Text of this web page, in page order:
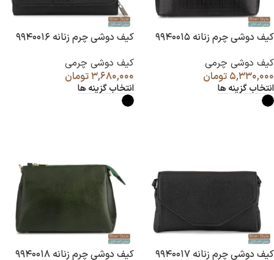
کیف دوشی چرم زنانه ۹۹۴۰۰۱۵
کیف دوشی چرمی
۵,۳۳۰,۰۰۰ تومان
انتخاب گزینه ها
کیف دوشی چرم زنانه ۹۹۴۰۰۱۶
کیف دوشی چرمی
۳,۶۸۰,۰۰۰تومان
انتخاب گزینه ها
کیف دوشی چرم زنانه ۹۹۴۰۰۱۷
کیف دوشی چرم زنانه ۹۹۴۰۰۱۸